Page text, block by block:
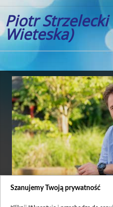
Piotr Strzelecki
Wieteska)
Szanujemy Twoją prywatność